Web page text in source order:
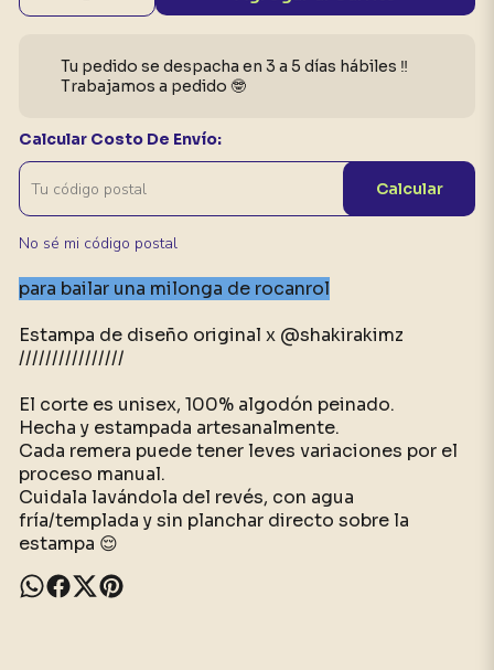
Tu pedido se despacha en 3 a 5 días hábiles ‼️
Trabajamos a pedido 🤓
Calcular Costo De Envío:
Calcular
No sé mi código postal
para bailar una milonga de rocanrol
Estampa de diseño original x @shakirakimz
////////////////
El corte es unisex, 100% algodón peinado.
Hecha y estampada artesanalmente.
Cada remera puede tener leves variaciones por el
proceso manual.
Cuidala lavándola del revés, con agua
fría/templada y sin planchar directo sobre la
estampa 😌